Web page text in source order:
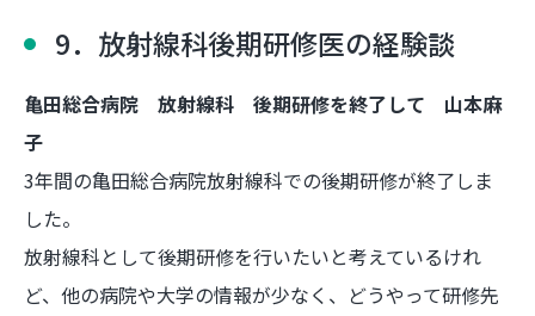
9．放射線科後期研修医の経験談
亀田総合病院 放射線科 後期研修を終了して 山本麻
子
3年間の亀田総合病院放射線科での後期研修が終了しま
した。
放射線科として後期研修を行いたいと考えているけれ
ど、他の病院や大学の情報が少なく、どうやって研修先